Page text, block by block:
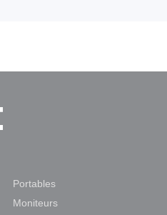
Portables
Moniteurs